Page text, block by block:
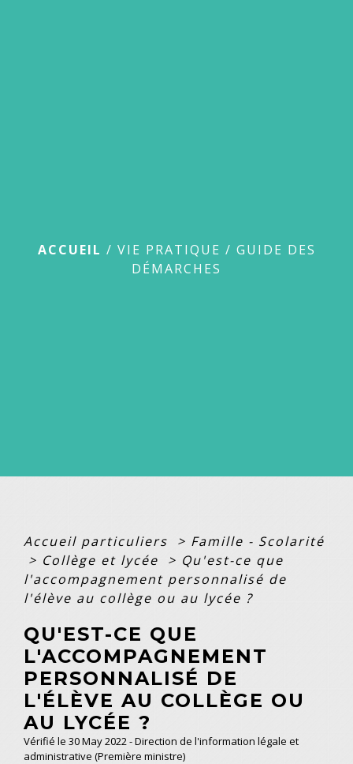
ACCUEIL / VIE PRATIQUE / GUIDE DES
DÉMARCHES
Accueil particuliers > Famille - Scolarité
> Collège et lycée > Qu'est-ce que
l'accompagnement personnalisé de
l'élève au collège ou au lycée ?
QU'EST-CE QUE
L'ACCOMPAGNEMENT
PERSONNALISÉ DE
L'ÉLÈVE AU COLLÈGE OU
AU LYCÉE ?
Vérifié le 30 May 2022 - Direction de l'information légale et
administrative (Première ministre)